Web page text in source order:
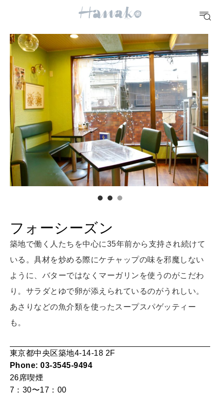
10 CATEGORIES
FOOD
おいしい
TRAVEL
どこ行く？
FORTUNE
明日のわたし
[12星座別] Weekly Holoscope
算命学がわかる今月のあなた
HEALTH
自分にやさしく
LEARN
知る、考える
MAMA
ママもいろいろ
フォーシーズン
築地で働く人たちを中心に35年前から支持され続けて
いる。具材を炒める際にケチャップの味を邪魔しない
ように、バターではなくマーガリンを使うのがこだわ
り。サラダとゆで卵が添えられているのがうれしい。
あさりなどの魚介類を使ったスープスパゲッティー
も。
東京都中央区築地4-14-18 2F
Phone: 03-3545-9494
26席喫煙
7：30〜17：00